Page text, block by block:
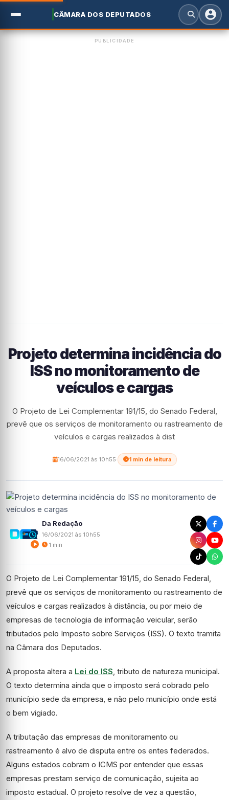
CÂMARA DOS DEPUTADOS
PUBLICIDADE
Projeto determina incidência do
ISS no monitoramento de
veículos e cargas
O Projeto de Lei Complementar 191/15, do Senado Federal,
prevê que os serviços de monitoramento ou rastreamento de
veículos e cargas realizados à dist
16/06/2021 às 10h55 1 min de leitura
Da Redação
16/06/2021 às 10h55
1 min
O Projeto de Lei Complementar 191/15, do Senado Federal,
prevê que os serviços de monitoramento ou rastreamento de
veículos e cargas realizados à distância, ou por meio de
empresas de tecnologia de informação veicular, serão
tributados pelo Imposto sobre Serviços (ISS). O texto tramita
na Câmara dos Deputados.
A proposta altera a Lei do ISS, tributo de natureza municipal.
O texto determina ainda que o imposto será cobrado pelo
município sede da empresa, e não pelo município onde está
o bem vigiado.
A tributação das empresas de monitoramento ou
rastreamento é alvo de disputa entre os entes federados.
Alguns estados cobram o ICMS por entender que essas
empresas prestam serviço de comunicação, sujeita ao
imposto estadual. O projeto resolve de vez a questão,